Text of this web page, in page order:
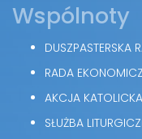
Wspólnoty
DUSZPASTERSKA
RADA
AKCJA KATOLICKA
SŁUŻBA